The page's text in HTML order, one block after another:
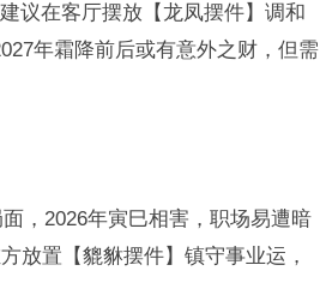
议在客厅摆放【龙凤摆件】调和
年霜降前后或有意外之财，但需
，2026年寅巳相害，职场易遭暗
放置【貔貅摆件】镇守事业运，